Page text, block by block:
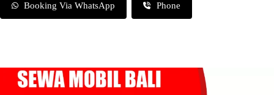
Booking Via WhatsApp Phone